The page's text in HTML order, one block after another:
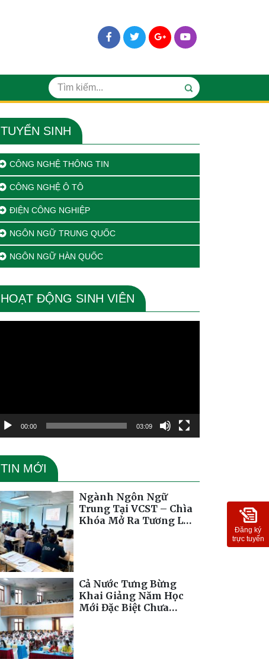
TUYỂN SINH
CÔNG NGHỆ THÔNG TIN
CÔNG NGHỆ Ô TÔ
ĐIỆN CÔNG NGHIỆP
NGÔN NGỮ TRUNG QUỐC
NGÔN NGỮ HÀN QUỐC
HOẠT ĐỘNG SINH VIÊN
00:00 03:09
TIN MỚI
Ngành Ngôn Ngữ
Trung Tại VCST – Chìa
Khóa Mở Ra Tương Lai
Cả Nước Tưng Bừng
Khai Giảng Năm Học
Mới Đặc Biệt Chưa
Đăng ký
trực tuyến